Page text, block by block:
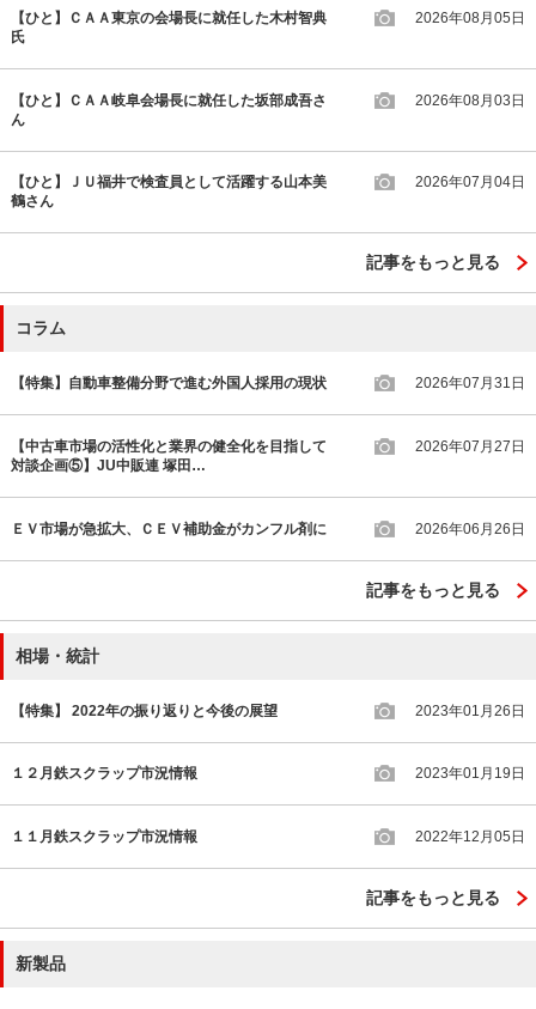
【ひと】ＣＡＡ東京の会場長に就任した木村智典
氏
2026年08月05日
【ひと】ＣＡＡ岐阜会場長に就任した坂部成吾さ
ん
2026年08月03日
【ひと】ＪＵ福井で検査員として活躍する山本美
鶴さん
2026年07月04日
記事をもっと見る
コラム
【特集】自動車整備分野で進む外国人採用の現状 2026年07月31日
【中古車市場の活性化と業界の健全化を目指して
対談企画⑤】JU中販連 塚田…
2026年07月27日
ＥＶ市場が急拡大、ＣＥＶ補助金がカンフル剤に 2026年06月26日
記事をもっと見る
相場・統計
【特集】 2022年の振り返りと今後の展望 2023年01月26日
１２月鉄スクラップ市況情報 2023年01月19日
１１月鉄スクラップ市況情報 2022年12月05日
記事をもっと見る
新製品